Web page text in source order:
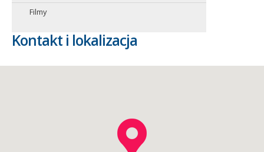
Filmy
Kontakt i lokalizacja